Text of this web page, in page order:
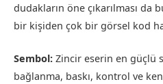
dudakların öne çıkarılması
bir kişiden çok bir görsel kod
Sembol: Zincir eserin en güçlü
bağlanma, baskı, kontrol ve